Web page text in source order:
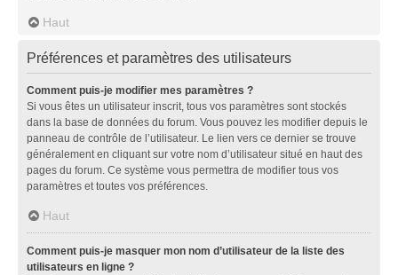
Haut
Préférences et paramètres des utilisateurs
Comment puis-je modifier mes paramètres ?
Si vous êtes un utilisateur inscrit, tous vos paramètres sont stockés
dans la base de données du forum. Vous pouvez les modifier depuis le
panneau de contrôle de l’utilisateur. Le lien vers ce dernier se trouve
généralement en cliquant sur votre nom d’utilisateur situé en haut des
pages du forum. Ce système vous permettra de modifier tous vos
paramètres et toutes vos préférences.
Haut
Comment puis-je masquer mon nom d’utilisateur de la liste des
utilisateurs en ligne ?